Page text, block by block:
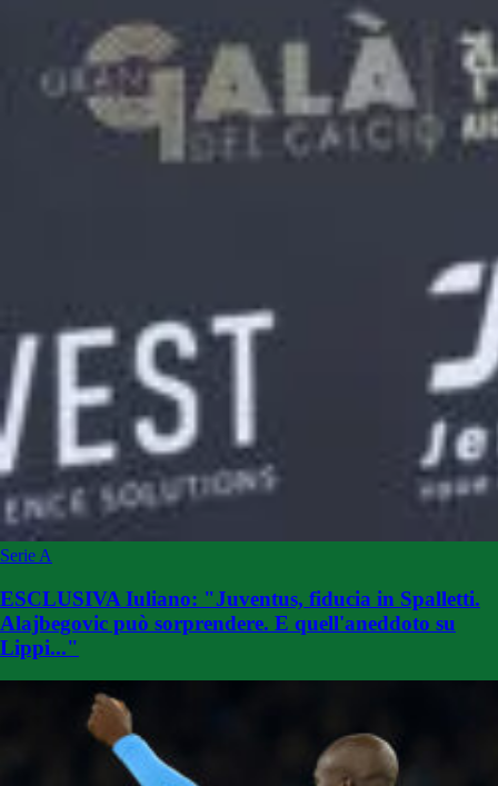
Serie A
ESCLUSIVA Iuliano: "Juventus, fiducia in Spalletti.
Alajbegovic può sorprendere. E quell'aneddoto su
Lippi..."